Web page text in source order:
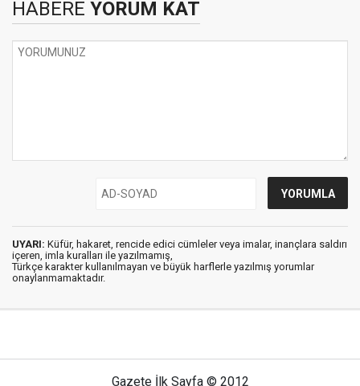
HABERE YORUM KAT
UYARI: Küfür, hakaret, rencide edici cümleler veya imalar, inançlara saldırı
içeren, imla kuralları ile yazılmamış,
Türkçe karakter kullanılmayan ve büyük harflerle yazılmış yorumlar
onaylanmamaktadır.
Gazete İlk Sayfa © 2012